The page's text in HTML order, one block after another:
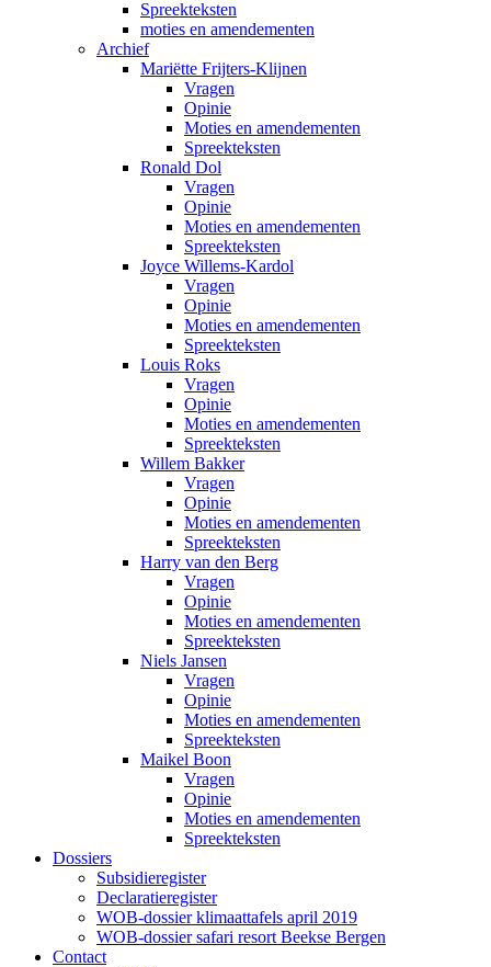
Spreekteksten
moties en amendementen
Archief
Mariëtte Frijters-Klijnen
Vragen
Opinie
Moties en amendementen
Spreekteksten
Ronald Dol
Vragen
Opinie
Moties en amendementen
Spreekteksten
Joyce Willems-Kardol
Vragen
Opinie
Moties en amendementen
Spreekteksten
Louis Roks
Vragen
Opinie
Moties en amendementen
Spreekteksten
Willem Bakker
Vragen
Opinie
Moties en amendementen
Spreekteksten
Harry van den Berg
Vragen
Opinie
Moties en amendementen
Spreekteksten
Niels Jansen
Vragen
Opinie
Moties en amendementen
Spreekteksten
Maikel Boon
Vragen
Opinie
Moties en amendementen
Spreekteksten
Dossiers
Subsidieregister
Declaratieregister
WOB-dossier klimaattafels april 2019
WOB-dossier safari resort Beekse Bergen
Contact